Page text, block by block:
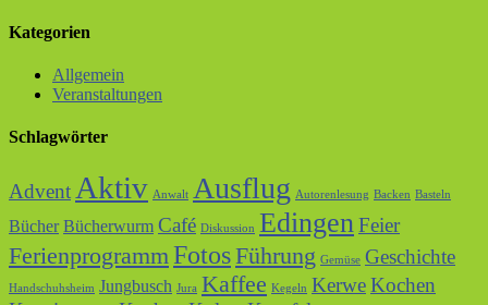
Kategorien
Allgemein
Veranstaltungen
Schlagwörter
AdventAktiv Anwalt Ausflug Autorenlesung Backen Basteln
Bücher Bücherwurm Café Diskussion EdingenFeier
FerienprogrammFotosFührung Gemüse Geschichte
Handschuhsheim Jungbusch Jura Kaffee Kegeln KerweKochen